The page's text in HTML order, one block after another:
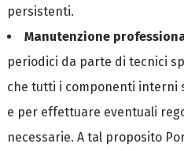
persistenti.
Manutenzione
periodici da parte di tecnici
che tutti i componenti interni
e per effettuare eventuali
necessarie. A tal proposito